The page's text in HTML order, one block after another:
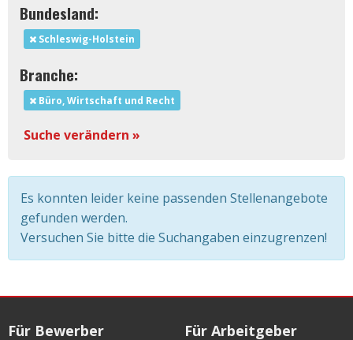
Bundesland:
Schleswig-Holstein
Branche:
Büro, Wirtschaft und Recht
Suche verändern »
Es konnten leider keine passenden Stellenangebote
gefunden werden.
Versuchen Sie bitte die Suchangaben einzugrenzen!
Für Bewerber Für Arbeitgeber